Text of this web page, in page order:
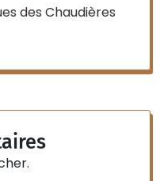
des Chaudières